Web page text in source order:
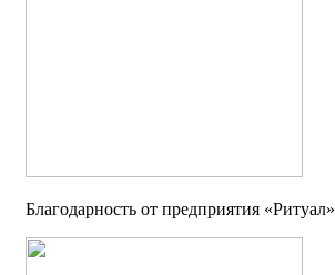
Благодарность от предприятия «Ритуал»